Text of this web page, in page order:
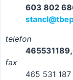
603 802
telefon
fax
465 531 187